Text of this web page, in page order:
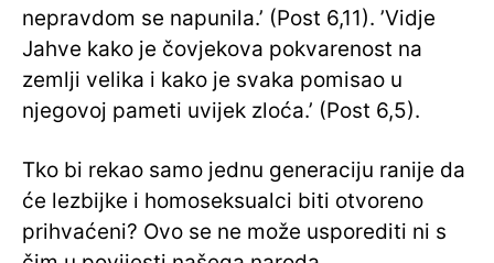
nepravdom se napunila.’ (Post 6,11). ’Vidje
Jahve kako je čovjekova pokvarenost na
zemlji velika i kako je svaka pomisao u
njegovoj pameti uvijek zloća.’ (Post 6,5).
Tko bi rekao samo jednu generaciju ranije da
će lezbijke i homoseksualci biti otvoreno
prihvaćeni? Ovo se ne može usporediti ni s